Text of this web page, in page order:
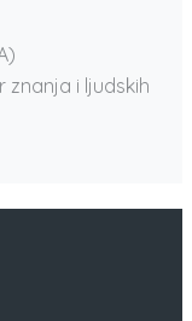
znanja i ljudskih